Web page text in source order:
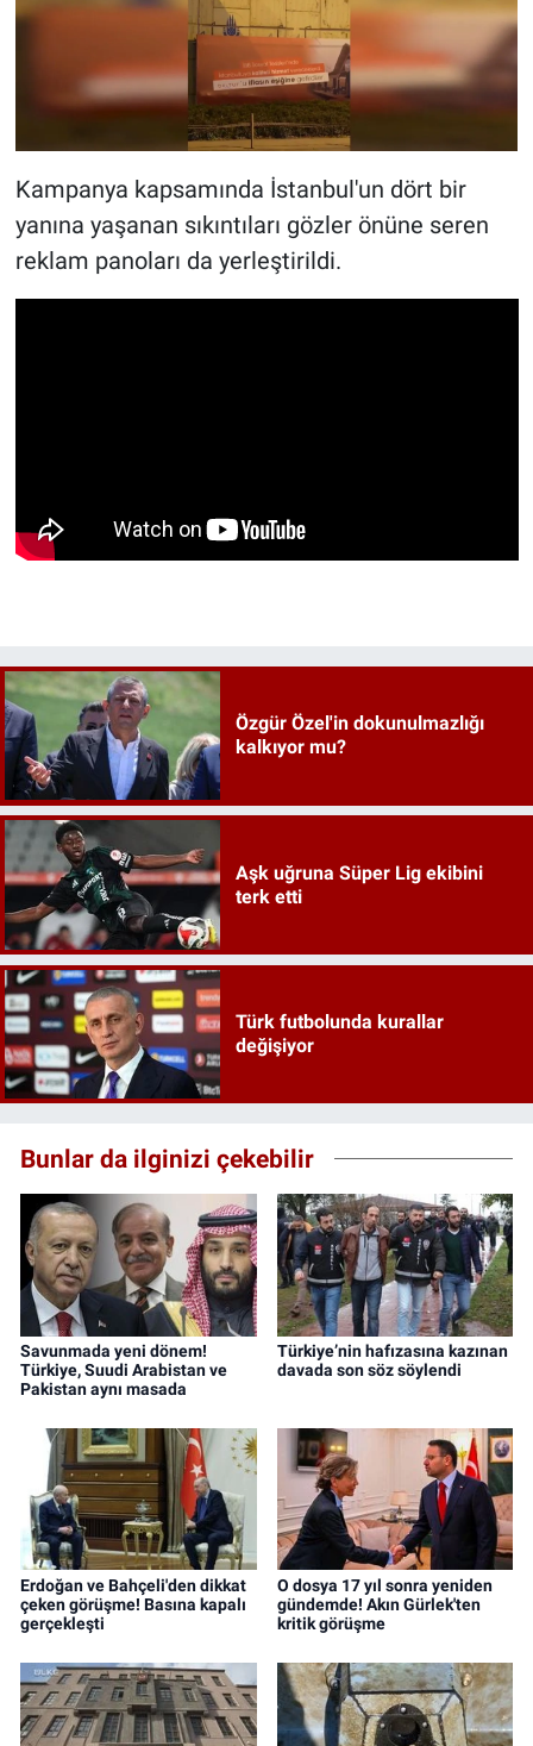
Kampanya kapsamında İstanbul'un dört bir
yanına yaşanan sıkıntıları gözler önüne seren
reklam panoları da yerleştirildi.
Özgür Özel'in dokunulmazlığı
kalkıyor mu?
Aşk uğruna Süper Lig ekibini
terk etti
Türk futbolunda kurallar
değişiyor
Bunlar da ilginizi çekebilir
Savunmada yeni dönem!
Türkiye, Suudi Arabistan ve
Pakistan aynı masada
Türkiye’nin hafızasına kazınan
davada son söz söylendi
Erdoğan ve Bahçeli'den dikkat
çeken görüşme! Basına kapalı
gerçekleşti
O dosya 17 yıl sonra yeniden
gündemde! Akın Gürlek'ten
kritik görüşme